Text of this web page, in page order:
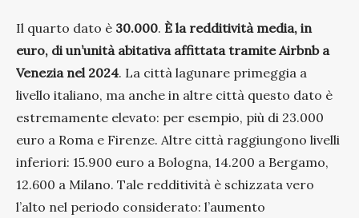
Il quarto dato è 30.000. È la redditività media, in
euro, di un’unità abitativa affittata tramite Airbnb a
Venezia nel 2024. La città lagunare primeggia a
livello italiano, ma anche in altre città questo dato è
estremamente elevato: per esempio, più di 23.000
euro a Roma e Firenze. Altre città raggiungono livelli
inferiori: 15.900 euro a Bologna, 14.200 a Bergamo,
12.600 a Milano. Tale redditività è schizzata vero
l’alto nel periodo considerato: l’aumento